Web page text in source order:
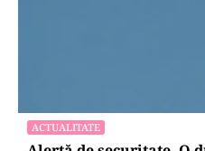
ACTUALITATE